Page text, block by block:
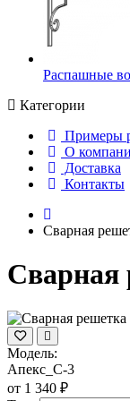
Распашные
Категории
Примеры
О
Доставка
Контакты
Сварная
Сварная
Модель:
Апекс_С-3
от 1 340 ₽